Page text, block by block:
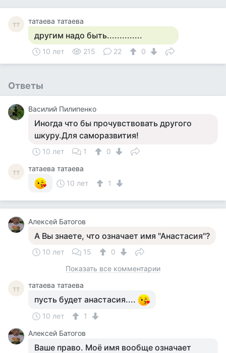
тт татаева татаева
другим надо быть..............
10 лет 215 22 0
Ответы
Василий Пилипенко
Иногда что бы прочувствовать другого
шкуру.Для саморазвития!
10 лет 1 0
тт
татаева татаева
10 лет
1
Алексей Батогов
А Вы знаете, что означает имя "Анастасия"?
10 лет 15
0
Показать все комментарии
тт татаева татаева
пусть будет анастасия....
10 лет
1
Алексей Батогов
Ваше право. Моё имя вообще означает